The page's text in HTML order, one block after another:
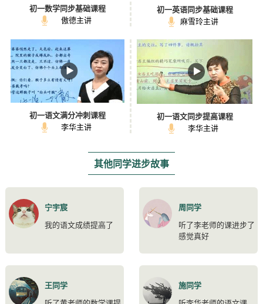
初一数学同步基础课程
傲德主讲
初一英语同步基础课程
麻雪玲主讲
初一语文满分冲刺课程
李华主讲
初一语文同步提高课程
李华主讲
其他同学进步故事
宁宇宸
我的语文成绩提高了
周同学
听了李老师的课进步了
感觉真好
王同学
施同学